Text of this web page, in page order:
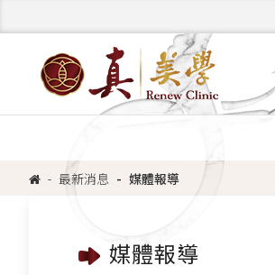
最新消息 媒體報導
媒體報導